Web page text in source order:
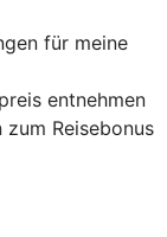
für meine
entnehmen
Reisebonus